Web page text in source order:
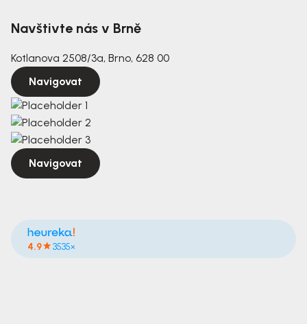
Navštivte nás v Brně
Kotlanova 2508/3a, Brno, 628 00
Navigovat
Navigovat
4.9 3535×